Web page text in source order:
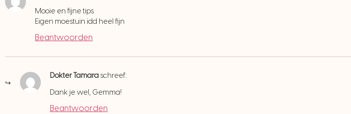
Mooie en fijne tips
Eigen moestuin idd heel fijn
Beantwoorden
Dokter Tamara schreef:
Dank je wel, Gemma!
Beantwoorden